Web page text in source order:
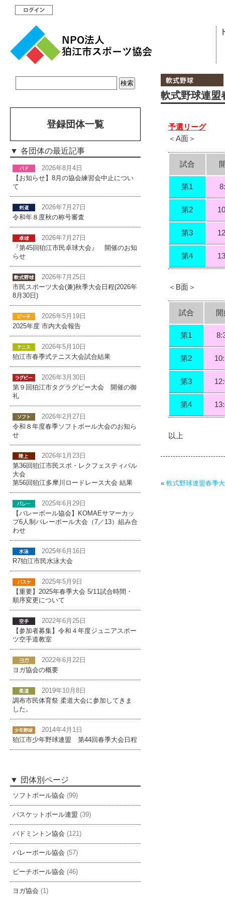
軟式野球連盟
予選リーグ
＜A面＞
試合
第1
第2
第3
第4
＜B面＞
試合
第1
第2
第3
第4
以上
« 軟式野球連盟春季
登録団体一覧
各団体の最近記事
2026年8月4日
【お知らせ】8月の協会練習会中止につい
て
2026年7月27日
令和年８度秋の称号審査
2026年7月27日
『第45回狛江市民卓球大会』 開催のお知
らせ
2026年7月25日
市民スポーツ大会(兼)秋季大会日程(2026年
8月30日)
2026年5月19日
2025年度 市内大会報告
2026年5月10日
狛江市春季式テニス大会試合結果
2026年3月30日
第９回狛江市タグラグビー大会 開催の御
礼
2026年2月27日
令和８年度春季ソフトボール大会のお知ら
せ
2026年1月23日
第36回狛江市民スポ・レクフェスティバル
大会
第56回狛江多摩川ロードレース大会 結果
2025年6月29日
【バレーボール協会】KOMAEサマーカッ
プ6人制バレーボール大会（7／13）組み合
わせ
2025年6月16日
R7狛江市民水泳大会
2025年5月9日
【重要】2025年春季大会 5/11試合時間・
順序変更について
2022年6月25日
【参加者募集】令和４年度ジュニアスポー
ツ空手道教室
2022年6月22日
ヨガ協会の概要
2019年10月8日
調布市民体育祭 柔道大会に参加してきま
した。
2014年4月1日
狛江市少年野球連盟 第44回春季大会日程
団体別ページ
ソフトボール協会 (99)
バスケットボール連盟 (39)
バドミントン協会 (121)
バレーボール協会 (57)
ビーチボール協会 (46)
ヨガ協会 (1)